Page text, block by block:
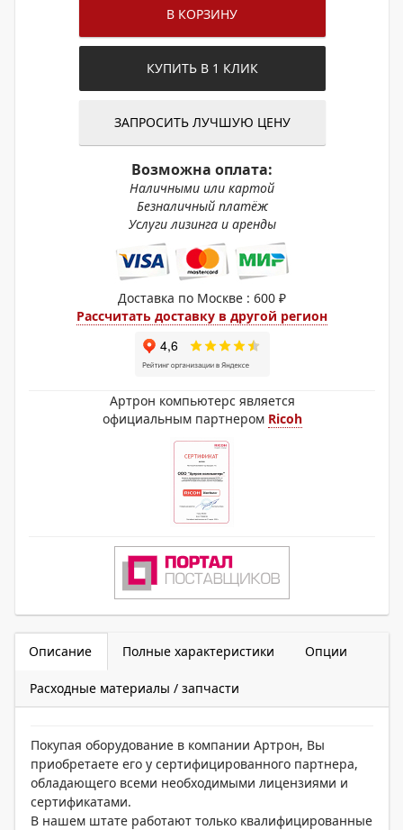
В КОРЗИНУ
КУПИТЬ В 1 КЛИК
ЗАПРОСИТЬ ЛУЧШУЮ ЦЕНУ
Возможна оплата:
Наличными или картой
Безналичный платёж
Услуги лизинга и аренды
Доставка по Москве : 600 ₽
Рассчитать доставку в другой регион
Артрон компьютерс является
официальным партнером Ricoh
Описание Полные характеристики Опции
Расходные материалы / запчасти
Покупая оборудование в компании Артрон, Вы
приобретаете его у сертифицированного партнера,
обладающего всеми необходимыми лицензиями и
сертификатами.
В нашем штате работают только квалифицированные